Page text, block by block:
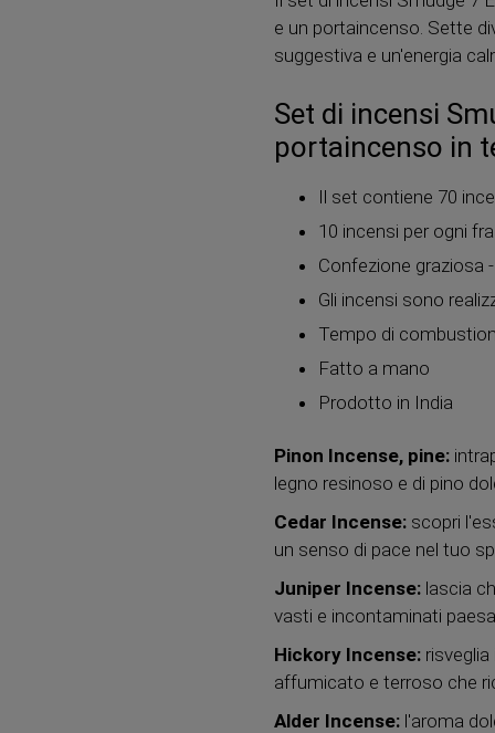
e un portaincenso. Sette
suggestiva e un'energia
Set di incensi
portaincenso in
Il set contiene 70
10 incensi per ogni
Confezione graziosa
Gli incensi sono
Tempo di
Fatto a mano
Prodotto in India
Pinon Incense, pine:
legno resinoso e di pino
Cedar Incense: scopri
un senso di pace nel tuo
Juniper Incense: lascia
vasti e incontaminati
Hickory Incense:
affumicato e terroso che
Alder Incense: l'aroma